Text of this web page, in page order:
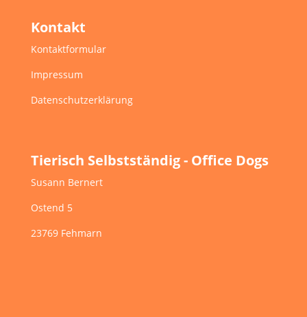
Kontakt
Kontaktformular
Impressum
Datenschutzerklärung
Tierisch Selbstständig - Office Dogs
Susann Bernert
Ostend 5
23769 Fehmarn